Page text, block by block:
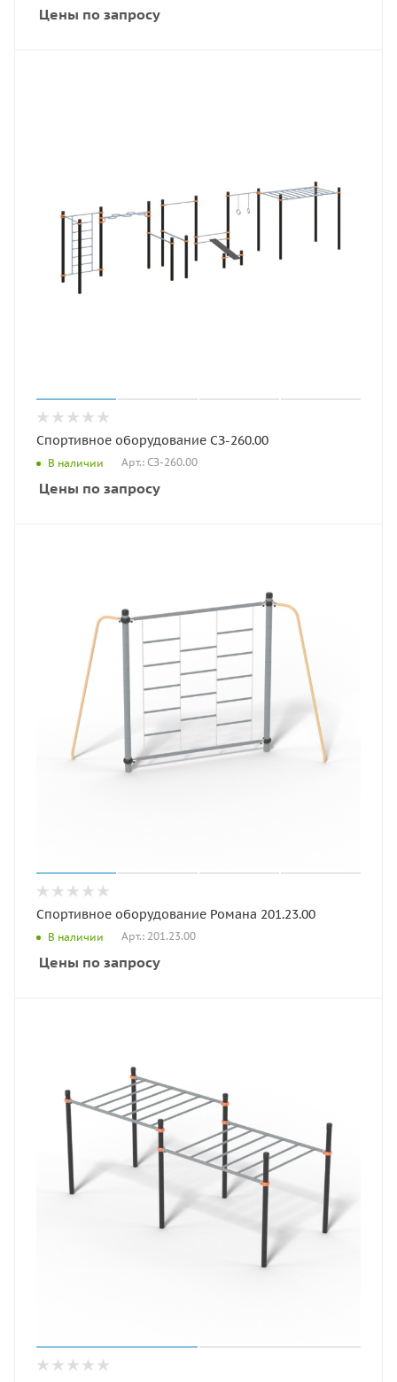
Цены по запросу
Спортивное оборудование СЗ-260.00
В наличии Арт.: СЗ-260.00
Цены по запросу
Спортивное оборудование Романа 201.23.00
В наличии Арт.: 201.23.00
Цены по запросу